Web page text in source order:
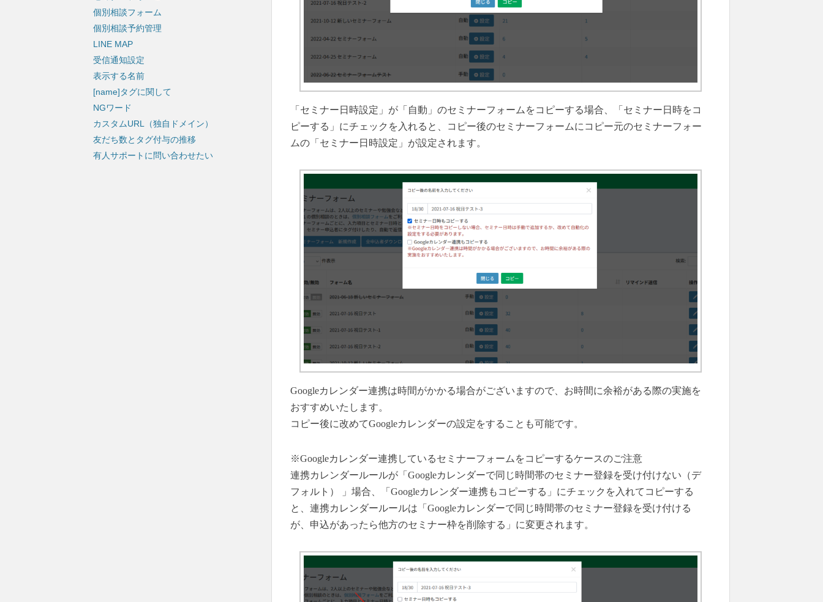
「セミナー日時設定」が「自動」のセミナーフォームをコピーする場合、「セミナー日時をコ
ピーする」にチェックを入れると、コピー後のセミナーフォームにコピー元のセミナーフォー
ムの「セミナー日時設定」が設定されます。
Googleカレンダー連携は時間がかかる場合がございますので、お時間に余裕がある際の実施を
おすすめいたします。
コピー後に改めてGoogleカレンダーの設定をすることも可能です。
※Googleカレンダー連携しているセミナーフォームをコピーするケースのご注意
連携カレンダールールが「Googleカレンダーで同じ時間帯のセミナー登録を受け付けない（デ
フォルト） 」場合、「Googleカレンダー連携もコピーする」にチェックを入れてコピーする
と、連携カレンダールールは「Googleカレンダーで同じ時間帯のセミナー登録を受け付ける
が、申込があったら他方のセミナー枠を削除する」に変更されます。
個別相談フォーム
個別相談予約管理
LINE MAP
受信通知設定
表示する名前
[name]タグに関して
NGワード
カスタムURL（独自ドメイン）
友だち数とタグ付与の推移
有人サポートに問い合わせたい